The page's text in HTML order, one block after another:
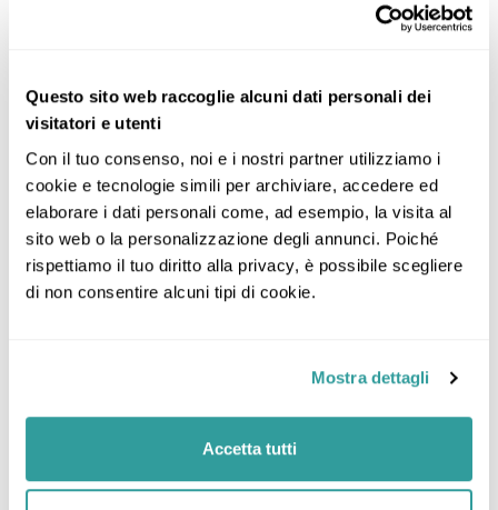
Questo sito web raccoglie alcuni dati personali dei
visitatori e utenti
Con il tuo consenso, noi e i nostri partner utilizziamo i
cookie e tecnologie simili per archiviare, accedere ed
elaborare i dati personali come, ad esempio, la visita al
sito web o la personalizzazione degli annunci. Poiché
rispettiamo il tuo diritto alla privacy, è possibile scegliere
di non consentire alcuni tipi di cookie.
Mostra dettagli
Accetta tutti
Incluso
La quota comprende:
voli a/r con franchigia bagaglio di 23 kg
trasferimenti collettivi a/r
soggiorno di 7 notti in camera standard con
Escluso
La quota non comprende: